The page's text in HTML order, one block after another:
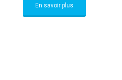
En savoir plus